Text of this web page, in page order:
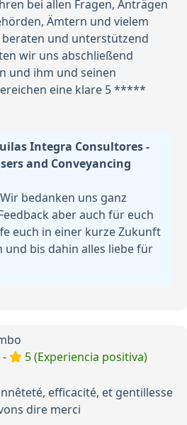
bei allen Fragen, Anträgen
Ämtern und vielem
beraten und unterstützend
wir uns abschließend
und ihm und seinen
eine klare 5 *****
Integra Consultores -
and Conveyancing
bedanken uns ganz
aber auch für euch
euch in einer kurze Zukunft
und bis dahin alles liebe für
-
5 (Experiencia positiva)
efficacité, et gentillesse
dire merci